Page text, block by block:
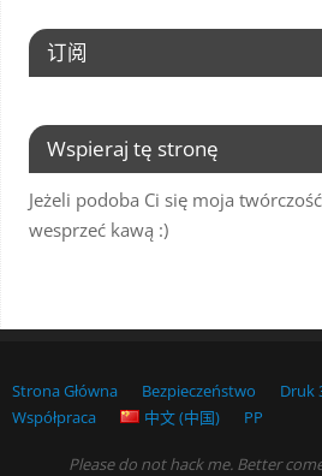
订阅
Wspieraj tę stronę
Jeżeli podoba Ci się moja
wesprzeć kawą :)
Strona Główna Bezpieczeństwo Druk
Współpraca
中文 (中国) PP
Please do not hack me. Better